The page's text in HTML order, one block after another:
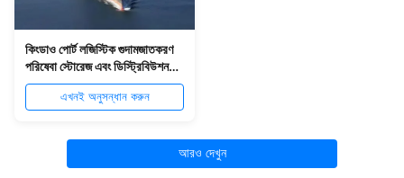
কিংডাও পোর্ট লজিস্টিক গুদামজাতকরণ
পরিষেবা স্টোরেজ এবং ডিস্ট্রিবিউশন
পরিষেবা
এখনই অনুসন্ধান করুন
আরও দেখুন